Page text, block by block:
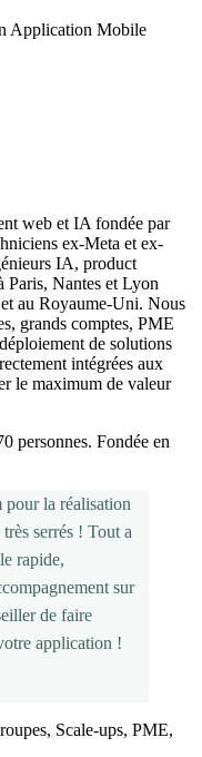
Application Mobile
web et IA fondée par
ex-Meta et ex-
IA, product
Paris, Nantes et Lyon
au Royaume-Uni. Nous
grands comptes, PME
de solutions
intégrées aux
le maximum de valeur
personnes. Fondée en
la réalisation
serrés ! Tout a
rapide,
sur
de faire
application !
Scale-ups, PME,